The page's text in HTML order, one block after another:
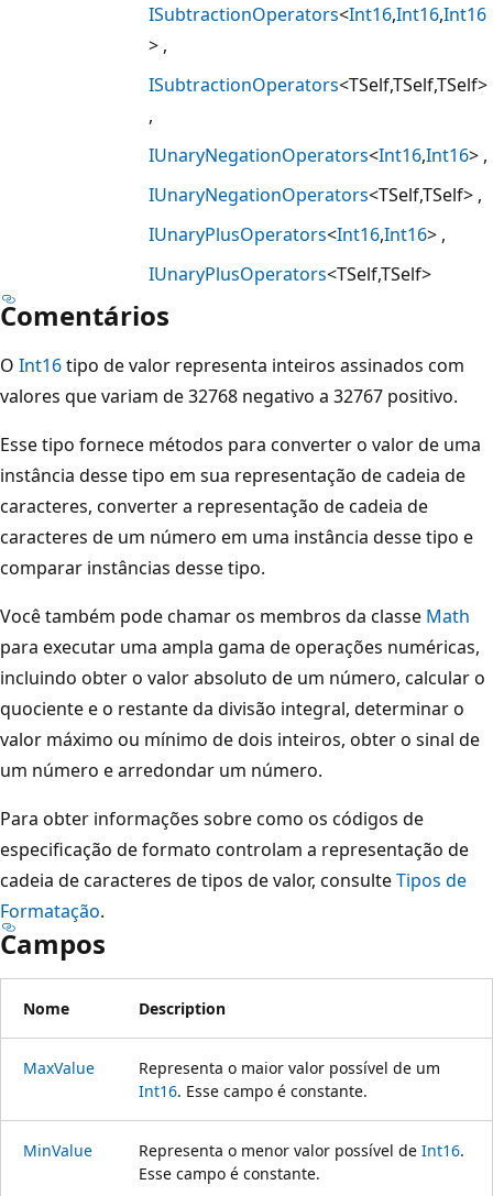
ISubtractionOperators<Int16,Int16,Int16
>
ISubtractionOperators<TSelf,TSelf,TSelf>
IUnaryNegationOperators<Int16,Int16>
IUnaryNegationOperators<TSelf,TSelf>
IUnaryPlusOperators<Int16,Int16>
IUnaryPlusOperators<TSelf,TSelf>
Comentários
O Int16tipo de valor representa inteiros assinados com
valores que variam de 32768 negativo a 32767 positivo.
Esse tipo fornece métodos para converter o valor de uma
instância desse tipo em sua representação de cadeia de
caracteres, converter a representação de cadeia de
caracteres de um número em uma instância desse tipo e
comparar instâncias desse tipo.
Você também pode chamar os membros da classe Math
para executar uma ampla gama de operações numéricas,
incluindo obter o valor absoluto de um número, calcular o
quociente e o restante da divisão integral, determinar o
valor máximo ou mínimo de dois inteiros, obter o sinal de
um número e arredondar um número.
Para obter informações sobre como os códigos de
especificação de formato controlam a representação de
cadeia de caracteres de tipos de valor, consulteTipos de
Formatação.
Campos
Nome Description
MaxValue
Representa o maior valor possível de um
Int16. Esse campo é constante.
MinValue Representa o menor valor possível de Int16.
Esse campo é constante.